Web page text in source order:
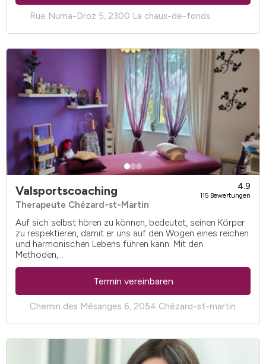
Rue Numa-Droz 5, 2300 La chaux-de-fonds
Valsportscoaching 4.9
115 Bewertungen
Therapeute Chézard-st-Martin
Auf sich selbst hören zu können, bedeutet, seinen Körper
zu respektieren, damit er uns auf den Wogen eines reichen
und harmonischen Lebens führen kann. Mit den
Methoden,...
Chemin des Mésanges 6, 2054 Chézard-st-martin
Termin vereinbaren